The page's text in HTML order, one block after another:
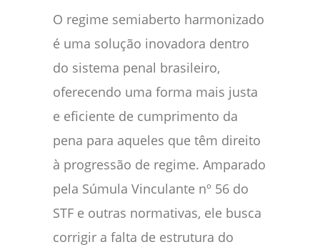
O regime semiaberto harmonizado
é uma solução inovadora dentro
do sistema penal brasileiro,
oferecendo uma forma mais justa
e eficiente de cumprimento da
pena para aqueles que têm direito
à progressão de regime. Amparado
pela Súmula Vinculante nº 56 do
STF e outras normativas, ele busca
corrigir a falta de estrutura do